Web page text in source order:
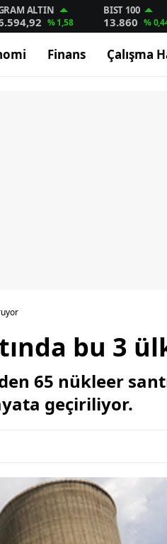
ALTIN
% 1,58
BIST 100
13.860 %
Finans Çalışma
bu 3
65 nükleer
geçiriliyor.